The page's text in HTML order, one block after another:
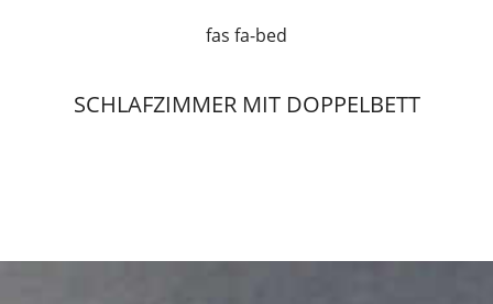
fas fa-bed
SCHLAFZIMMER MIT DOPPELBETT